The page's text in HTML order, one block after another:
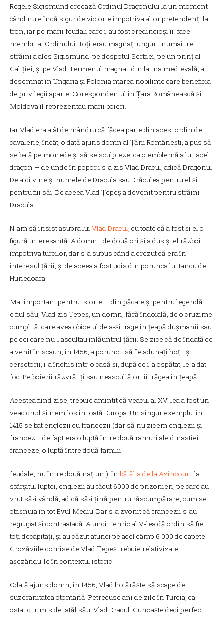
Regele Sigismund creează Ordinul Dragonului la un moment
când nu e încă sigur de victorie împotriva altor pretendenți la
tron, iar pe marii feudali care i-au fost credincioși îi face
membri ai Ordinului. Toți erau magnați unguri, numai trei
străini a ales Sigismund: pe despotul Serbiei, pe un prinț al
Galiției, și pe Vlad. Termenul magnat, din latina medievală, a
desemnat în Ungaria și Polonia marea nobilime care beneficia
de privilegii aparte. Corespondentul în Țara Românească și
Moldova îl reprezentau marii boieri.
Iar Vlad era atât de mândru că făcea parte din acest ordin de
cavalerie, încât, o dată ajuns domn al Țării Românești, a pus să
se bată pe monede și să se sculpteze, ca o emblemă a lui, acel
dragon — de unde în popor i s-a zis Vlad Dracul, adică Dragonul.
De aici vine și numele de Dracula sau Drăculea pentru el și
pentru fiii săi. De aceea Vlad Țepeș a devenit pentru străini
Dracula.
N-am să insist asupra lui Vlad Dracul, cu toate că a fost și el o
figură interesantă. A domnit de două ori și a dus și el război
împotriva turcilor, dar s-a supus când a crezut că era în
interesul țării, și de aceea a fost ucis din porunca lui Iancu de
Hunedoara.
Mai important pentru istorie — din păcate și pentru legendă —
e fiul său, Vlad zis Țepeș, un domn, fără îndoială, de o cruzime
cumplită, care avea obiceiul de a-și trage în țeapă dușmanii sau
pe cei care nu-l ascultau înlăuntrul țării. Se zice că de îndată ce
a venit în scaun, în 1456, a poruncit să fie adunați hoții și
cerșetorii, i-a închis într-o casă și, după ce i-a ospătat, le-a dat
foc. Pe boierii răzvrătiți sau neascultători îi trăgea în țeapă.
Acestea fiind zise, trebuie amintit că veacul al XV-lea a fost un
veac crud și nemilos în toată Europa. Un singur exemplu: în
1415 se bat englezii cu francezii (dar să nu zicem englezii și
francezii, de fapt era o luptă între două ramuri ale dinastiei
franceze, o luptă între două familii
feudale, nu între două națiuni), în bătălia de la Azincourt, la
sfârșitul luptei, englezii au făcut 6000 de prizonieri, pe care au
vrut să-i vândă, adică să-i țină pentru răscumpărare, cum se
obișnuia în tot Evul Mediu. Dar s-a zvonit că francezii s-au
regrupat și contraatacă. Atunci Henric al V-lea dă ordin să fie
toți decapitați, și au căzut atunci pe acel câmp 6 000 de capete.
Grozăviile comise de Vlad Țepeș trebuie relativizate,
așezându-le în contextul istoric.
Odată ajuns domn, în 1456, Vlad hotărăște să scape de
suzeranitatea otomană. Petrecuse ani de zile în Turcia, ca
ostatic trimis de tatăl său, Vlad Dracul. Cunoaște deci perfect